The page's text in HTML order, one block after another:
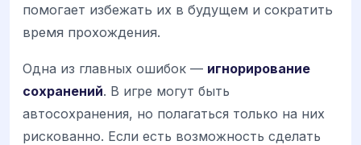
помогает избежать их в будущем и сократить
время прохождения.
Одна из главных ошибок — игнорирование
сохранений. В игре могут быть
автосохранения, но полагаться только на них
рискованно. Если есть возможность сделать